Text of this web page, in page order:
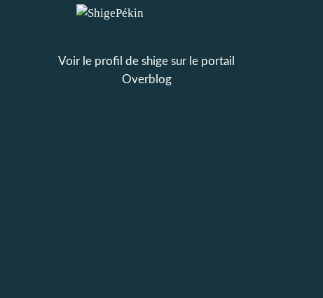
Voir le profil de shige sur le portail
Overblog